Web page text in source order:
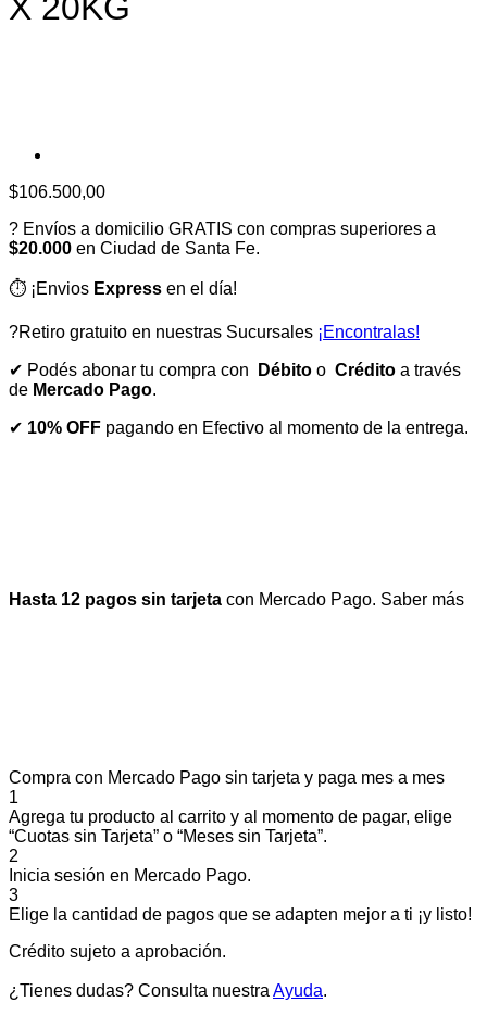
X 20KG
$106.500,00
? Envíos a domicilio GRATIS con compras superiores a
$20.000 en Ciudad de Santa Fe.
⏱️ ¡Envios Express en el día!
?Retiro gratuito en nuestras Sucursales ¡Encontralas!
✔ Podés abonar tu compra con Débito o Crédito a través
de Mercado Pago.
✔ 10% OFF pagando en Efectivo al momento de la entrega.
Hasta 12 pagos sin tarjeta con Mercado Pago. Saber más
Compra con Mercado Pago sin tarjeta y paga mes a mes
1
Agrega tu producto al carrito y al momento de pagar, elige
“Cuotas sin Tarjeta” o “Meses sin Tarjeta”.
2
Inicia sesión en Mercado Pago.
3
Elige la cantidad de pagos que se adapten mejor a ti ¡y listo!
Crédito sujeto a aprobación.
¿Tienes dudas? Consulta nuestra Ayuda.